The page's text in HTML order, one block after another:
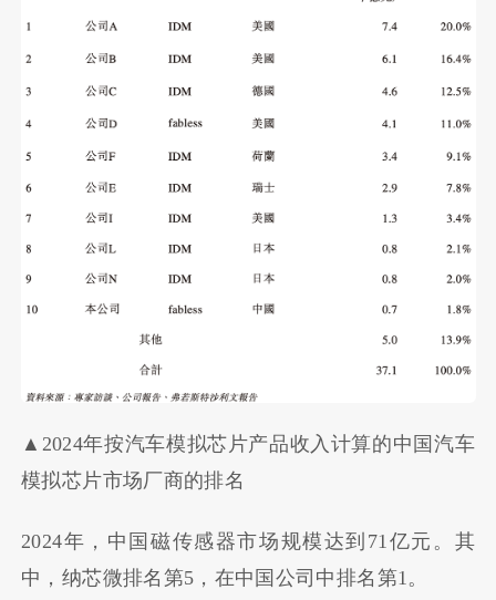
▲2024年按汽车模拟芯片产品收入计算的中国汽车
模拟芯片市场厂商的排名
2024年，中国磁传感器市场规模达到71亿元。其
中，纳芯微排名第5，在中国公司中排名第1。